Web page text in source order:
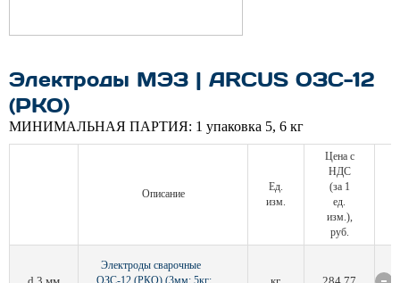
Электроды МЭЗ | ARCUS ОЗС-12
(РКО)
МИНИМАЛЬНАЯ ПАРТИЯ: 1 упаковка 5, 6 кг
Описание
Ед.
изм.
Цена с
НДС
(за 1
ед.
изм.),
руб.
Электроды сварочные
ОЗС-12 (РКО) (3мм; 5кг;